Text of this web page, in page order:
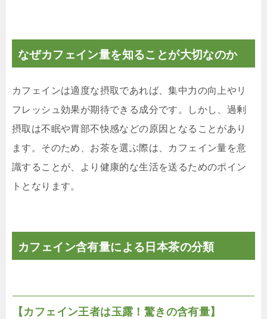
なぜカフェイン量を知ることが大切なのか
カフェインは適度な摂取であれば、集中力の向上やリ
フレッシュ効果が期待できる成分です。しかし、過剰
摂取は不眠や胃部不快感などの原因となることがあり
ます。そのため、お茶を選ぶ際は、カフェイン量を意
識することが、より健康的な生活を送るためのポイン
トとなります。
カフェイン含有量による日本茶の分類
【カフェイン王者は玉露！驚きの含有量】